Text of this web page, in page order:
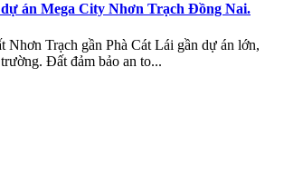
án Mega City Nhơn Trạch Đồng Nai.
Nhơn Trạch gần Phà Cát Lái gần dự án lớn,
Đất đảm bảo an to...